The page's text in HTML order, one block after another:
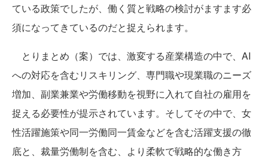
ている政策でしたが、働く質と戦略の検討がますます必
須になってきているのだと捉えられます。
とりまとめ（案）では、激変する産業構造の中で、AI
への対応を含むリスキリング、専門職や現業職のニーズ
増加、副業兼業や労働移動を視野に入れて自社の雇用を
捉える必要性が提示されています。そしてその中で、女
性活躍施策や同一労働同一賃金などを含む活躍支援の徹
底と、裁量労働制を含む、より柔軟で戦略的な働き方